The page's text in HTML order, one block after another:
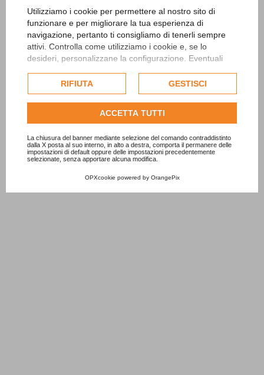
Utilizziamo i cookie per permettere al nostro sito di
funzionare e per migliorare la tua esperienza di
navigazione, pertanto ti consigliamo di tenerli sempre
attivi. Controlla come utilizziamo i cookie e, se lo
desideri, personalizzane la configurazione. Eventuali
esclusivamente previa acquisizione del consenso
dell'utente.
Consulta l'informativa cookie completa.
RIFIUTA GESTISCI
ACCETTA TUTTI
La chiusura del banner mediante selezione del comando contraddistinto
dalla X posta al suo interno, in alto a destra, comporta il permanere delle
impostazioni di default oppure delle impostazioni precedentemente
selezionate, senza apportare alcuna modifica.
OPXcookie powered by OrangePix